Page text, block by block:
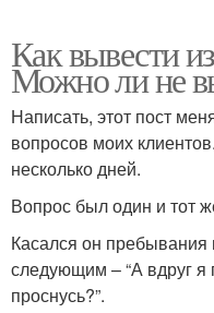
Как вывести
Можно ли не
Написать, этот пост
вопросов моих
несколько дней.
Вопрос был один и тот
Касался он пребывания
следующим – “А вдруг я
проснусь?”.